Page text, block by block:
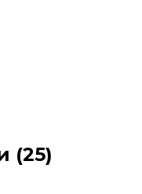
(25)